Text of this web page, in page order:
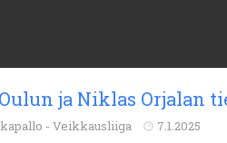
ja Niklas Orjalan
- Veikkausliiga 7.1.2025